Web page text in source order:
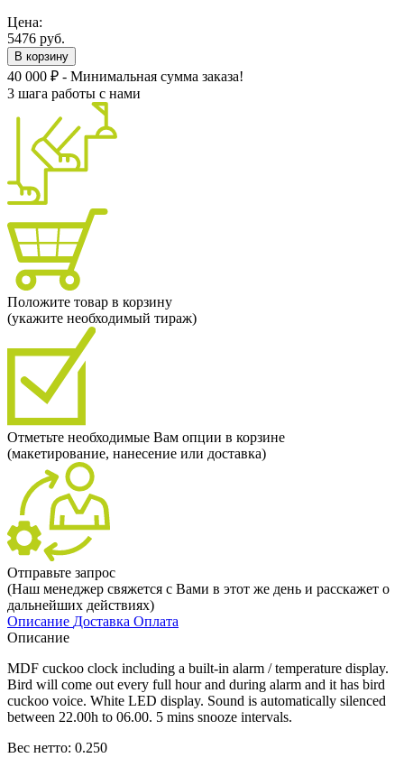
Цена:
5476 руб.
В корзину
40 000 ₽ - Минимальная сумма заказа!
3 шага работы с нами
Положите товар в корзину
(укажите необходимый тираж)
Отметьте необходимые Вам опции в корзине
(макетирование, нанесение или доставка)
Отправьте запрос
(Наш менеджер свяжется с Вами в этот же день и расскажет о
дальнейших действиях)
Описание Доставка Оплата
Описание
MDF cuckoo clock including a built-in alarm / temperature display.
Bird will come out every full hour and during alarm and it has bird
cuckoo voice. White LED display. Sound is automatically silenced
between 22.00h to 06.00. 5 mins snooze intervals.
Вес нетто: 0.250